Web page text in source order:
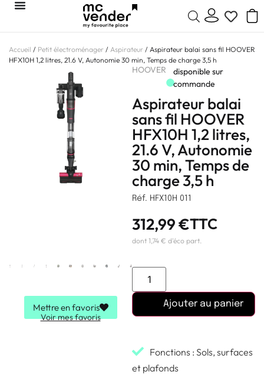
Accueil / Petit électroménager / Aspirateur / Aspirateur balai sans fil HOOVER
HFX10H 1,2 litres, 21.6 V, Autonomie 30 min, Temps de charge 3,5 h
Mettre en favoris
Voir mes favoris
HOOVER
disponible sur
commande
Aspirateur balai
sans fil HOOVER
HFX10H 1,2 litres,
21.6 V, Autonomie
30 min, Temps de
charge 3,5 h
Réf. HFX10H 011
312,99€TTC
dont 1,74 € d'éco part.
Ajouter au panier
Fonctions : Sols, surfaces
et plafonds